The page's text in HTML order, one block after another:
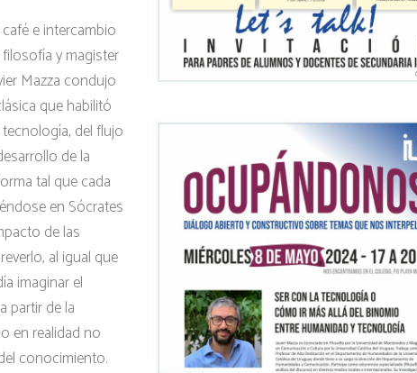
e intercambio
y magister
Mazza condujo
que habilitó
del flujo
de la
tal que cada
en Sócrates
de las
al igual que
imaginar el
partir de la
en realidad no
conocimiento.